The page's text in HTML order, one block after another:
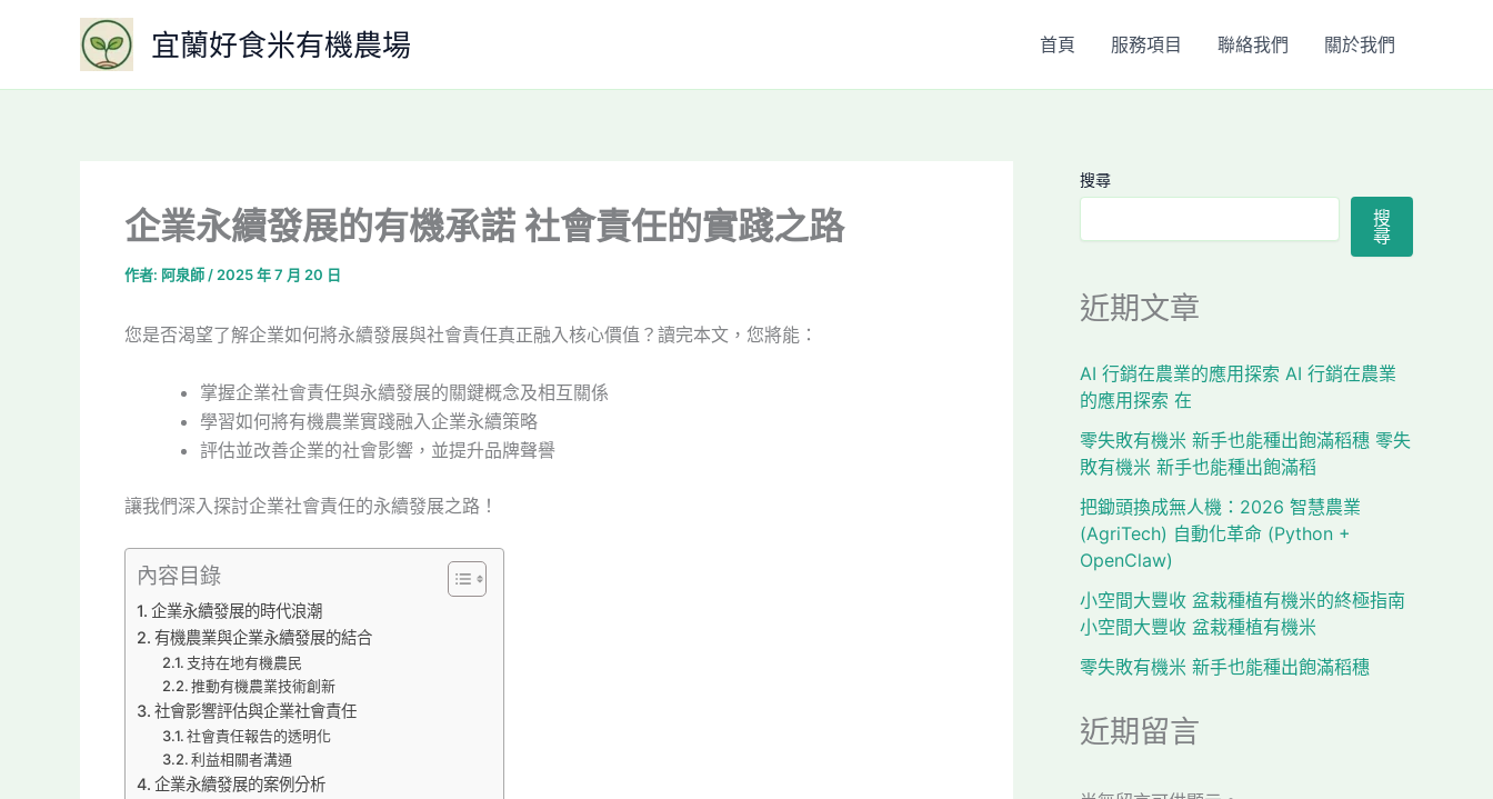
宜蘭好食米有機農場 首頁 服務項目 聯絡我們 關於我們
企業永續發展的有機承諾 社會責任的實踐之路
作者: 阿泉師 / 2025 年 7 月 20 日
您是否渴望了解企業如何將永續發展與社會責任真正融入核心價值？讀完本文，您將能：
掌握企業社會責任與永續發展的關鍵概念及相互關係
學習如何將有機農業實踐融入企業永續策略
評估並改善企業的社會影響，並提升品牌聲譽
讓我們深入探討企業社會責任的永續發展之路！
內容目錄
企業永續發展的時代浪潮
有機農業與企業永續發展的結合
支持在地有機農民
推動有機農業技術創新
社會影響評估與企業社會責任
社會責任報告的透明化
利益相關者溝通
企業永續發展的案例分析
搜尋
搜
尋
近期文章
AI 行銷在農業的應用探索 AI 行銷在農業
的應用探索 在
零失敗有機米 新手也能種出飽滿稻穗 零失
敗有機米 新手也能種出飽滿稻
把鋤頭換成無人機：2026 智慧農業
(AgriTech) 自動化革命 (Python +
OpenClaw)
小空間大豐收 盆栽種植有機米的終極指南
小空間大豐收 盆栽種植有機米
零失敗有機米 新手也能種出飽滿稻穗
近期留言